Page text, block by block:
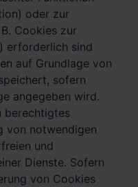
oder zur
Cookies zur
erforderlich sind
auf Grundlage von
sofern
angegeben wird.
berechtigtes
von notwendigen
und
Dienste. Sofern
von Cookies